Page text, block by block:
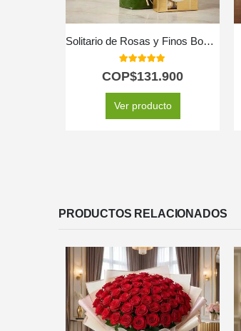
Solitario de Rosas y Finos Bombones MADONNA 🌹
5.00
COP$131.900
Ver producto
PRODUCTOS RELACIONADOS